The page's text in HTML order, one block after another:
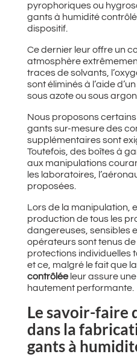
pyrophoriques ou
gants à humidité
dispositif.
Ce dernier leur offre un
atmosphère
traces de solvants,
sont éliminés à l’aide
sous azote ou sous
Nous proposons
gants sur-mesure des
supplémentaires sont
Toutefois, des boîtes à
aux manipulations
les laboratoires,
proposées.
Lors de la manipulation,
production de tous les
dangereuses, sensibles
opérateurs sont tenus
protections individuelles
et ce, malgré le fait que la
contrôléeleur assure
hautement performante.
Le savoir-faire
dans la
gants à